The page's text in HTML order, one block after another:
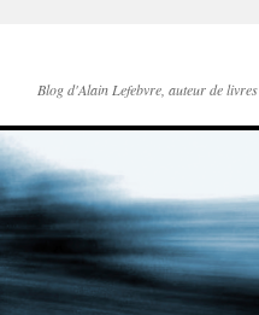
Blog d'Alain Lefebvre, auteur de livres